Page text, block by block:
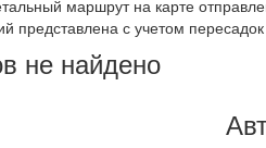
маршрут на карте
представлена с учетом
не найдено